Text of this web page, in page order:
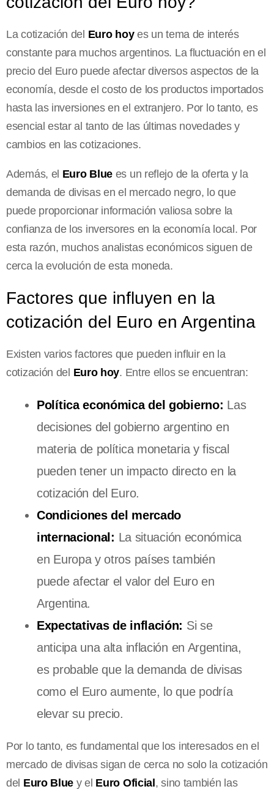
La cotización del Euro hoyes un tema de interés
constante para muchos argentinos. La fluctuación en el
precio del Euro puede afectar diversos aspectos de la
economía, desde el costo de los productos importados
hasta las inversiones en el extranjero. Por lo tanto, es
esencial estar al tanto de las últimas novedades y
cambios en las cotizaciones.
Además, el Euro Blue es un reflejo de la oferta y la
demanda de divisas en el mercado negro, lo que
puede proporcionar información valiosa sobre la
confianza de los inversores en la economía local. Por
esta razón, muchos analistas económicos siguen de
cerca la evolución de esta moneda.
Factores que influyen en la
cotización del Euro en Argentina
Existen varios factores que pueden influir en la
cotización del Euro hoy. Entre ellos se encuentran:
Política económica del gobierno: Las
decisiones del gobierno argentino en
materia de política monetaria y fiscal
pueden tener un impacto directo en la
cotización del Euro.
Condiciones del mercado
internacional: La situación económica
en Europa y otros países también
puede afectar el valor del Euro en
Argentina.
Expectativas de inflación: Si se
anticipa una alta inflación en Argentina,
es probable que la demanda de divisas
como el Euro aumente, lo que podría
elevar su precio.
Por lo tanto, es fundamental que los interesados en el
mercado de divisas sigan de cerca no solo la cotización
del Euro Blue y el Euro Oficial , sino también las